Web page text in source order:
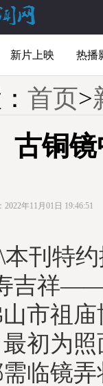
新片上映 热播
首页>
古铜
2022年11月01日 19:46:51
刊特
吉祥
市祖
初为
临镜